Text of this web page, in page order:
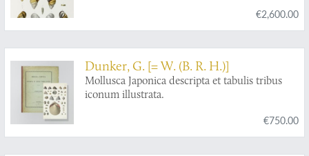
zoologiques pour servir à l'histoire de la faune
Septième Partie. Études sur les mollusques
terrestres et fluviatiles du Mexique et du
Guatemala.
€2,600.00
Dunker, G. [= W. (B. R. H.)]
Mollusca Japonica descripta et tabulis tribus
iconum illustrata.
€750.00